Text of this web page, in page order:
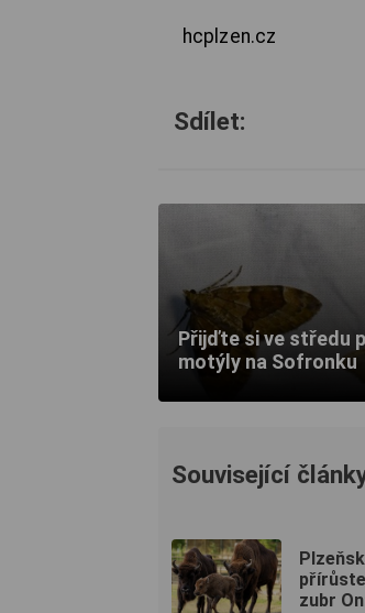
hcplzen.cz
Sdílet:
Přijďte si ve středu
motýly na Sofronku
Související
zubr